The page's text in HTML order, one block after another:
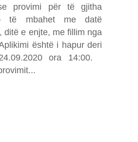
provimi për të gjitha
të mbahet me datë
ditë e enjte, me fillim nga
është i hapur deri
ora 14:00.